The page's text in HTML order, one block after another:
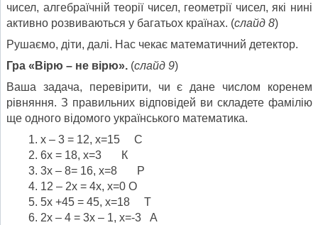
чисел, алгебраїчній теорії чисел, геометрії чисел, які нині
активно розвиваються у багатьох країнах. (слайд 8)
Рушаємо, діти, далі. Нас чекає математичний детектор.
Гра «Вірю – не вірю». (слайд 9)
Ваша задача, перевірити, чи є дане числом коренем
рівняння. З правильних відповідей ви складете фамілію
ще одного відомого українського математика.
х – 3 = 12, х=15 С
6х = 18, х=3 К
3х – 8= 16, х=8 Р
12 – 2х = 4х, х=0 О
5х +45 = 45, х=18 Т
2х – 4 = 3х – 1, х=-3 А